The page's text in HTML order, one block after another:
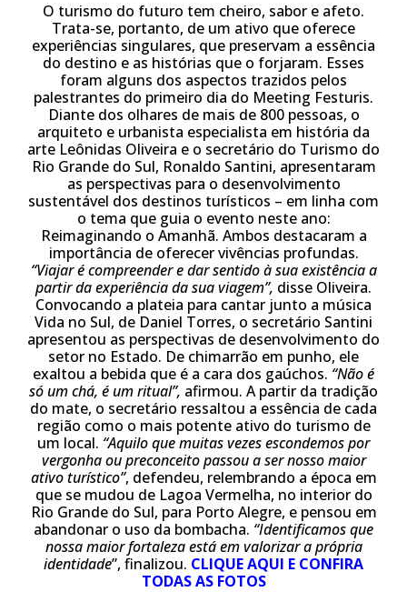
O turismo do futuro tem cheiro, sabor e afeto.
Trata-se, portanto, de um ativo que oferece
experiências singulares, que preservam a essência
do destino e as histórias que o forjaram. Esses
foram alguns dos aspectos trazidos pelos
palestrantes do primeiro dia do Meeting Festuris.
Diante dos olhares de mais de 800 pessoas, o
arquiteto e urbanista especialista em história da
arte Leônidas Oliveira e o secretário do Turismo do
Rio Grande do Sul, Ronaldo Santini, apresentaram
as perspectivas para o desenvolvimento
sustentável dos destinos turísticos – em linha com
o tema que guia o evento neste ano:
Reimaginando o Amanhã. Ambos destacaram a
importância de oferecer vivências profundas.
“Viajar é compreender e dar sentido à sua existência a
partir da experiência da sua viagem”, disse Oliveira.
Convocando a plateia para cantar junto a música
Vida no Sul, de Daniel Torres, o secretário Santini
apresentou as perspectivas de desenvolvimento do
setor no Estado. De chimarrão em punho, ele
exaltou a bebida que é a cara dos gaúchos. “Não é
só um chá, é um ritual”, afirmou. A partir da tradição
do mate, o secretário ressaltou a essência de cada
região como o mais potente ativo do turismo de
um local. “Aquilo que muitas vezes escondemos por
vergonha ou preconceito passou a ser nosso maior
ativo turístico”, defendeu, relembrando a época em
que se mudou de Lagoa Vermelha, no interior do
Rio Grande do Sul, para Porto Alegre, e pensou em
abandonar o uso da bombacha. “Identificamos que
nossa maior fortaleza está em valorizar a própria
identidade”, finalizou. CLIQUE AQUI E CONFIRA
TODAS AS FOTOS